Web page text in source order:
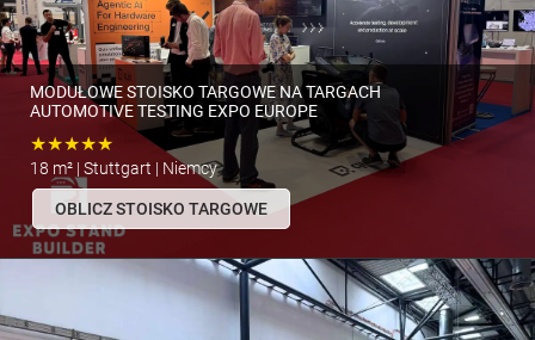
MODUŁOWE STOISKO TARGOWE NA TARGACH
AUTOMOTIVE TESTING EXPO EUROPE
★★★★★
18 m² | Stuttgart | Niemcy
OBLICZ STOISKO TARGOWE